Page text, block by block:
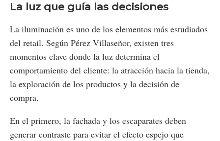
La luz que guía las decisiones
La iluminación es uno de los elementos más estudiados
del retail. Según Pérez Villaseñor, existen tres
momentos clave donde la luz determina el
comportamiento del cliente: la atracción hacia la tienda,
la exploración de los productos y la decisión de
compra.
En el primero, la fachada y los escaparates deben
generar contraste para evitar el efecto espejo que